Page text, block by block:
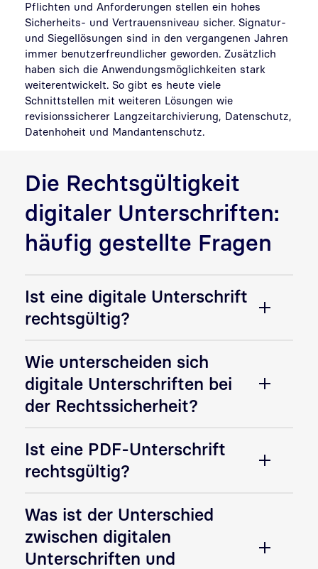
Pflichten und Anforderungen stellen ein hohes
Sicherheits- und Vertrauensniveau sicher. Signatur-
und Siegellösungen sind in den vergangenen Jahren
immer benutzerfreundlicher geworden. Zusätzlich
haben sich die Anwendungsmöglichkeiten stark
weiterentwickelt. So gibt es heute viele
Schnittstellen mit weiteren Lösungen wie
revisionssicherer Langzeitarchivierung, Datenschutz,
Datenhoheit und Mandantenschutz.
Die Rechtsgültigkeit
digitaler Unterschriften:
häufig gestellte Fragen
Ist eine digitale Unterschrift
rechtsgültig?
Wie unterscheiden sich
digitale Unterschriften bei
der Rechtssicherheit?
Ist eine PDF-Unterschrift
rechtsgültig?
Was ist der Unterschied
zwischen digitalen
Unterschriften und